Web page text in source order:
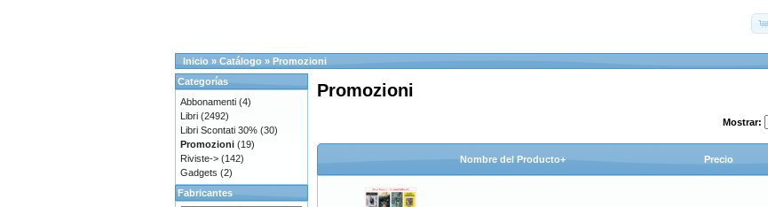
Inicio » Catálogo » Promozioni
Promozioni
Mostrar:
Nombre del Producto+ Precio
Categorías
Abbonamenti (4)
Libri (2492)
Libri Scontati 30% (30)
Promozioni (19)
Riviste-> (142)
Gadgets (2)
Fabricantes